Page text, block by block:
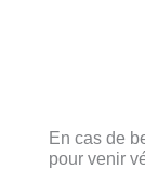
En cas de
pour venir